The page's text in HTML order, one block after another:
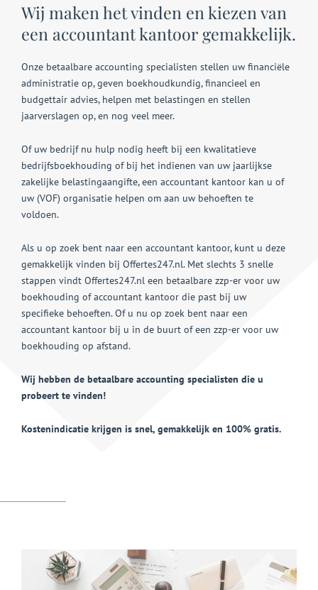
Wij maken het vinden en kiezen van
een accountant kantoor gemakkelijk.
Onze betaalbare accounting specialisten stellen uw financiële
administratie op, geven boekhoudkundig, financieel en
budgettair advies, helpen met belastingen en stellen
jaarverslagen op, en nog veel meer.
Of uw bedrijf nu hulp nodig heeft bij een kwalitatieve
bedrijfsboekhouding of bij het indienen van uw jaarlijkse
zakelijke belastingaangifte, een accountant kantoor kan u of
uw (VOF) organisatie helpen om aan uw behoeften te
voldoen.
Als u op zoek bent naar een accountant kantoor, kunt u deze
gemakkelijk vinden bij Offertes247.nl. Met slechts 3 snelle
stappen vindt Offertes247.nl een betaalbare zzp-er voor uw
boekhouding of accountant kantoor die past bij uw
specifieke behoeften. Of u nu op zoek bent naar een
accountant kantoor bij u in de buurt of een zzp-er voor uw
boekhouding op afstand.
Wij hebben de betaalbare accounting specialisten die u
probeert te vinden!
Kostenindicatie krijgen is snel, gemakkelijk en 100% gratis.